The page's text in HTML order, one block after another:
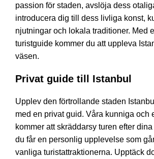
passion för staden, avslöja dess
introducera dig till dess livliga konst,
njutningar och lokala traditioner. Med
turistguide kommer du att uppleva
väsen.
Privat guide till Istanbul
Upplev den förtrollande staden
med en privat guid. Våra kunniga och
kommer att skräddarsy turen efter
du får en personlig upplevelse som
vanliga turistattraktionerna. Upptäck